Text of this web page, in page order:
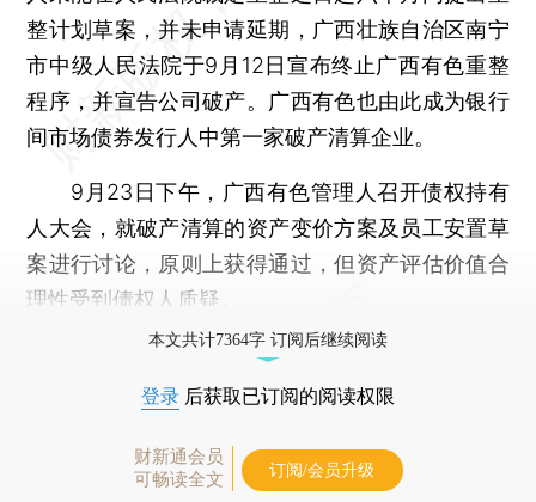
整计划草案，并未申请延期，广西壮族自治区南宁
市中级人民法院于9月12日宣布终止广西有色重整
程序，并宣告公司破产。广西有色也由此成为银行
间市场债券发行人中第一家破产清算企业。
9月23日下午，广西有色管理人召开债权持有
人大会，就破产清算的资产变价方案及员工安置草
案进行讨论，原则上获得通过，但资产评估价值合
理性受到债权人质疑。
本文共计7364字 订阅后继续阅读
登录 后获取已订阅的阅读权限
财新通会员
可畅读全文
订阅/会员升级